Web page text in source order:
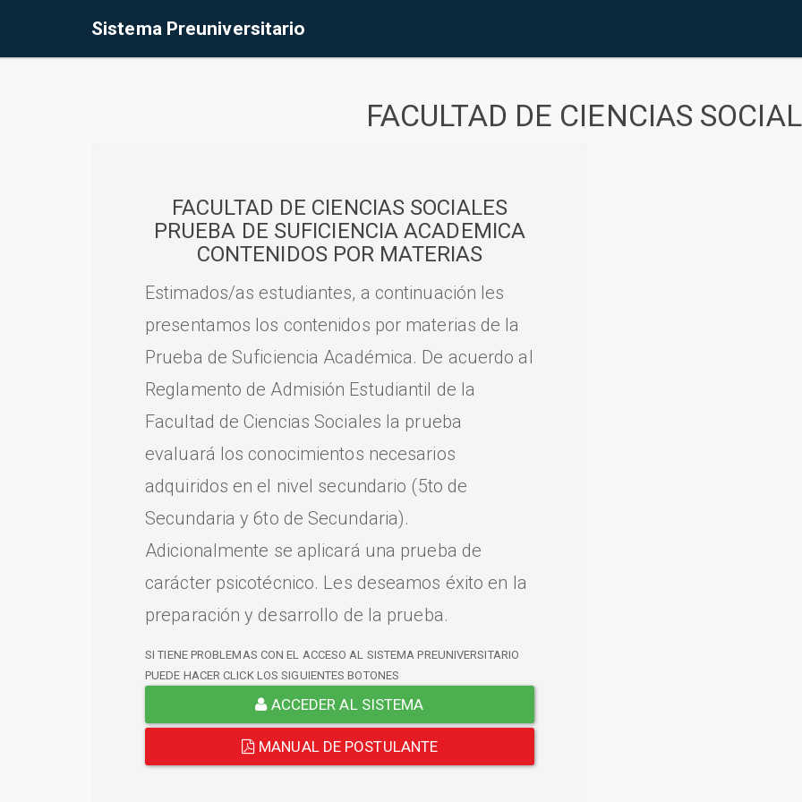
Sistema Preuniversitario
FACULTAD DE CIENCIAS
FACULTAD DE CIENCIAS SOCIALES
PRUEBA DE SUFICIENCIA ACADEMICA
CONTENIDOS POR MATERIAS
Estimados/as estudiantes, a continuación les
presentamos los contenidos por materias de la
Prueba de Suficiencia Académica. De acuerdo al
Reglamento de Admisión Estudiantil de la
Facultad de Ciencias Sociales la prueba
evaluará los conocimientos necesarios
adquiridos en el nivel secundario (5to de
Secundaria y 6to de Secundaria).
Adicionalmente se aplicará una prueba de
carácter psicotécnico. Les deseamos éxito en la
preparación y desarrollo de la prueba.
SI TIENE PROBLEMAS CON EL ACCESO AL SISTEMA PREUNIVERSITARIO
PUEDE HACER CLICK LOS SIGUIENTES BOTONES
ACCEDER AL SISTEMA
MANUAL DE POSTULANTE